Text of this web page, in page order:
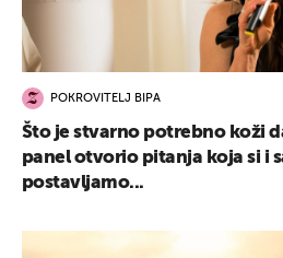
POKROVITELJ BIPA
Što je stvarno potrebno koži
panel otvorio pitanja koja si i
postavljamo...